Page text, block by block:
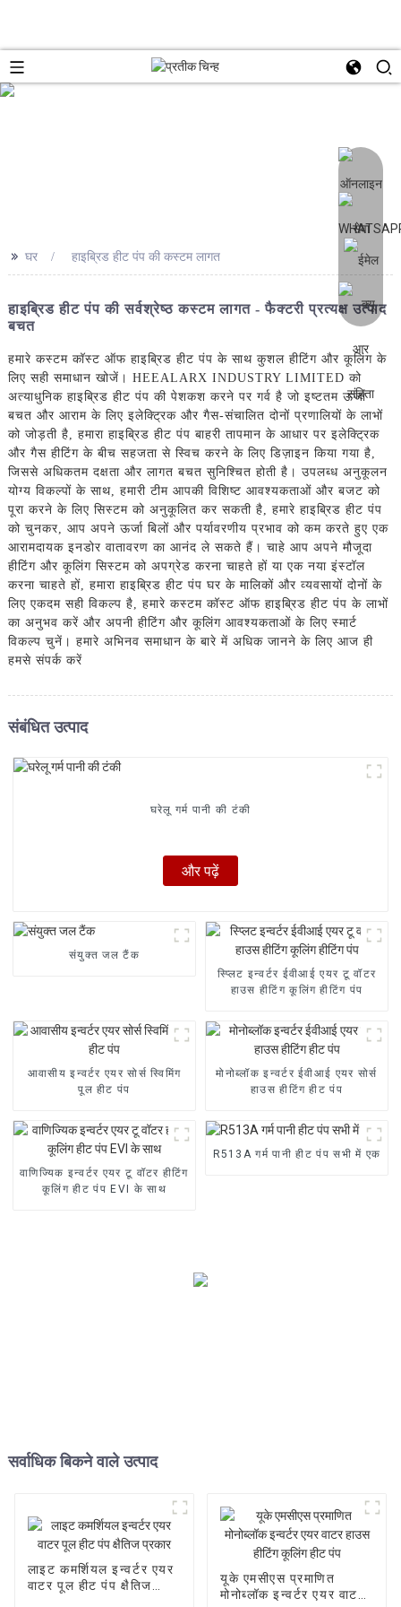
>> घर हाइब्रिड हीट पंप की कस्टम लागत
हाइब्रिड हीट पंप की सर्वश्रेष्ठ कस्टम लागत - फैक्टरी प्रत्यक्ष उत्पाद
बचत
हमारे कस्टम कॉस्ट ऑफ हाइब्रिड हीट पंप के साथ कुशल हीटिंग और कूलिंग के
लिए सही समाधान खोजें। HEEALARX INDUSTRY LIMITED को
अत्याधुनिक हाइब्रिड हीट पंप की पेशकश करने पर गर्व है जो इष्टतम ऊर्जा
बचत और आराम के लिए इलेक्ट्रिक और गैस-संचालित दोनों प्रणालियों के लाभों
को जोड़ती है, हमारा हाइब्रिड हीट पंप बाहरी तापमान के आधार पर इलेक्ट्रिक
और गैस हीटिंग के बीच सहजता से स्विच करने के लिए डिज़ाइन किया गया है,
जिससे अधिकतम दक्षता और लागत बचत सुनिश्चित होती है। उपलब्ध अनुकूलन
योग्य विकल्पों के साथ, हमारी टीम आपकी विशिष्ट आवश्यकताओं और बजट को
पूरा करने के लिए सिस्टम को अनुकूलित कर सकती है, हमारे हाइब्रिड हीट पंप
को चुनकर, आप अपने ऊर्जा बिलों और पर्यावरणीय प्रभाव को कम करते हुए एक
आरामदायक इनडोर वातावरण का आनंद ले सकते हैं। चाहे आप अपने मौजूदा
हीटिंग और कूलिंग सिस्टम को अपग्रेड करना चाहते हों या एक नया इंस्टॉल
करना चाहते हों, हमारा हाइब्रिड हीट पंप घर के मालिकों और व्यवसायों दोनों के
लिए एकदम सही विकल्प है, हमारे कस्टम कॉस्ट ऑफ हाइब्रिड हीट पंप के लाभों
का अनुभव करें और अपनी हीटिंग और कूलिंग आवश्यकताओं के लिए स्मार्ट
विकल्प चुनें। हमारे अभिनव समाधान के बारे में अधिक जानने के लिए आज ही
हमसे संपर्क करें
संबंधित उत्पाद
घरेलू गर्म पानी की टंकी
और पढ़ें
संयुक्त जल टैंक
स्प्लिट इन्वर्टर ईवीआई एयर टू वॉटर
हाउस हीटिंग कूलिंग हीटिंग पंप
आवासीय इन्वर्टर एयर सोर्स स्विमिंग
पूल हीट पंप
मोनोब्लॉक इन्वर्टर ईवीआई एयर सोर्स
हाउस हीटिंग हीट पंप
वाणिज्यिक इन्वर्टर एयर टू वॉटर हीटिंग
कूलिंग हीट पंप EVI के साथ
R513A गर्म पानी हीट पंप सभी में एक
सर्वाधिक बिकने वाले उत्पाद
लाइट कमर्शियल इन्वर्टर एयर
वाटर पूल हीट पंप क्षैतिज
यूके एमसीएस प्रमाणित
मोनोब्लॉक इन्वर्टर एयर वाटर